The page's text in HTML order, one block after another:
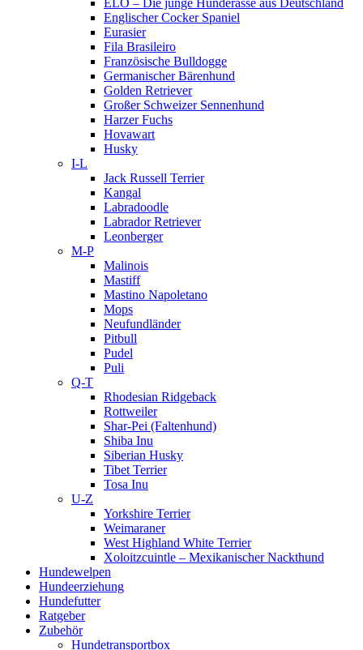
ELO – Die junge Hunderasse aus Deutschland
Englischer Cocker Spaniel
Eurasier
Fila Brasileiro
Französische Bulldogge
Germanischer Bärenhund
Golden Retriever
Großer Schweizer Sennenhund
Harzer Fuchs
Hovawart
Husky
I-L
Jack Russell Terrier
Kangal
Labradoodle
Labrador Retriever
Leonberger
M-P
Malinois
Mastiff
Mastino Napoletano
Mops
Neufundländer
Pitbull
Pudel
Puli
Q-T
Rhodesian Ridgeback
Rottweiler
Shar-Pei (Faltenhund)
Shiba Inu
Siberian Husky
Tibet Terrier
Tosa Inu
U-Z
Yorkshire Terrier
Weimaraner
West Highland White Terrier
Xoloitzcuintle – Mexikanischer Nackthund
Hundewelpen
Hundeerziehung
Hundefutter
Ratgeber
Zubehör
Hundetransportbox